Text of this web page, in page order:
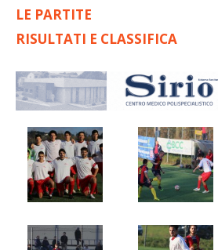
LE PARTITE
RISULTATI E CLASSIFICA